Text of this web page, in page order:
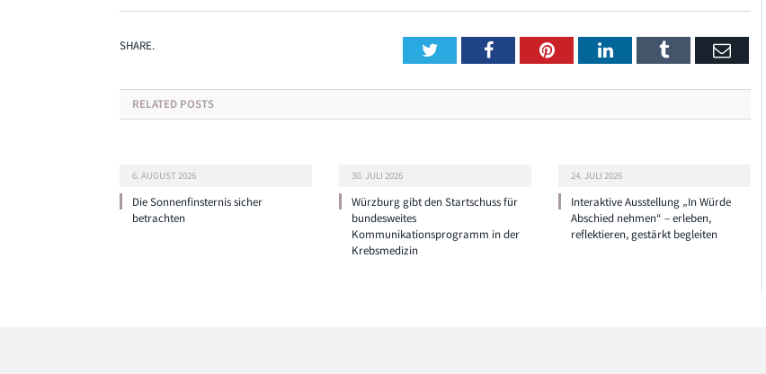
SHARE. TwitterFacebookPinterestLinkedInTumblr Email
RELATED POSTS
6. AUGUST 2026
Die Sonnenfinsternis sicher
betrachten
30. JULI 2026
Würzburg gibt den Startschuss für
bundesweites
Kommunikationsprogramm in der
Krebsmedizin
24. JULI 2026
Interaktive Ausstellung „In Würde
Abschied nehmen“ – erleben,
reflektieren, gestärkt begleiten